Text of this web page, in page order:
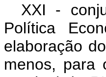
XXI -
Política
elaboração
menos, para